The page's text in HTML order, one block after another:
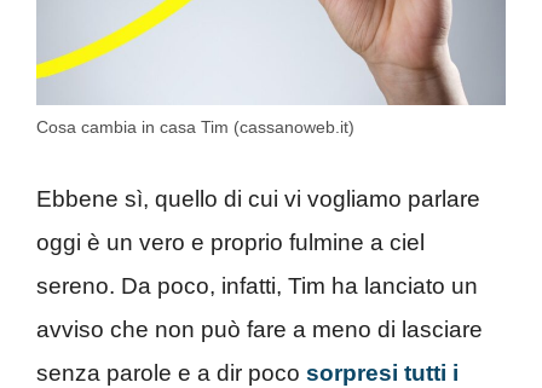
Cosa cambia in casa Tim (cassanoweb.it)
Ebbene sì, quello di cui vi vogliamo parlare
oggi è un vero e proprio fulmine a ciel
sereno. Da poco, infatti, Tim ha lanciato un
avviso che non può fare a meno di lasciare
senza parole e a dir poco sorpresi tutti i